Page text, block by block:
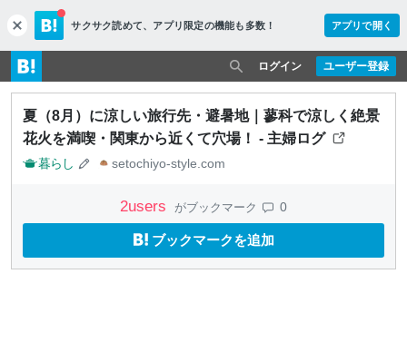
c
l
o
s
e
サクサク読めて、 アプリ限定の機能も多数！ アプリで開く
ユーザー登録
ログイン
夏（8月）に涼しい旅行先・避暑地｜蓼科で涼しく絶景
花火を満喫・関東から近くて穴場！ - 主婦ログ
暮らし setochiyo-style.com
2users がブックマーク 0
ブックマークを追加